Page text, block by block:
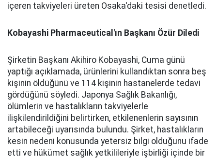
içeren takviyeleri üreten Osaka'daki tesisi denetledi.
Kobayashi Pharmaceutical'ın Başkanı Özür Diledi
Şirketin Başkanı Akihiro Kobayashi, Cuma günü
yaptığı açıklamada, ürünlerini kullandıktan sonra beş
kişinin öldüğünü ve 114 kişinin hastanelerde tedavi
gördüğünü söyledi. Japonya Sağlık Bakanlığı,
ölümlerin ve hastalıkların takviyelerle
ilişkilendirildiğini belirtirken, etkilenenlerin sayısının
artabileceği uyarısında bulundu. Şirket, hastalıkların
kesin nedeni konusunda yetersiz bilgi olduğunu ifade
etti ve hükümet sağlık yetkilileriyle işbirliği içinde bir